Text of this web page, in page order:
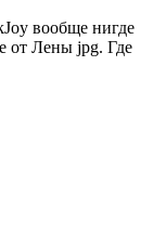
вообще нигде
от Лены jpg. Где